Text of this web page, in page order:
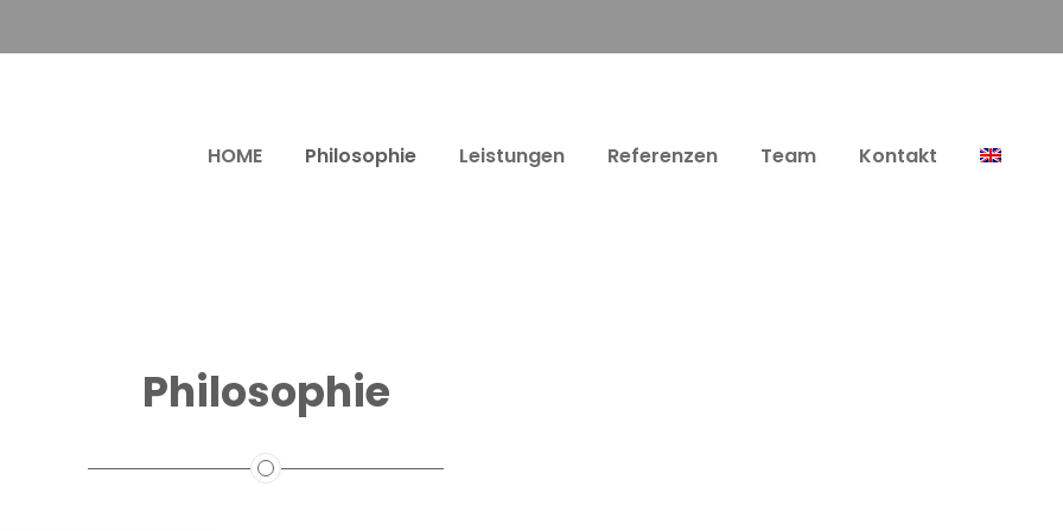
HOME Philosophie Leistungen Referenzen Team Kontakt
Philosophie